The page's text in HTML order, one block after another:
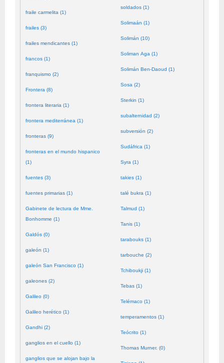
fraile carmelita (1)
frailes (3)
frailes mendicantes (1)
francos (1)
franquismo (2)
Frontera (8)
frontera literaria (1)
frontera mediterránea (1)
fronteras (9)
fronteras en el mundo hispanico
(1)
fuentes (3)
fuentes primarias (1)
Gabinete de lectura de Mme.
Bonhomme (1)
Galdós (0)
galeón (1)
galeón San Francisco (1)
galeones (2)
Galileo (0)
Galileo herético (1)
Gandhi (2)
ganglios en el cuello (1)
ganglios que se alojan bajo la
soldados (1)
Solimaán (1)
Solimán (10)
Soliman Aga (1)
Solimán Ben-Daoud (1)
Sosa (2)
Sterkin (1)
subalternidad (2)
subversión (2)
Sudáfrica (1)
Syra (1)
takies (1)
talé bukra (1)
Talmud (1)
Tanis (1)
tarabouks (1)
tarbouche (2)
Tchiboukji (1)
Tebas (1)
Telémaco (1)
temperamentos (1)
Teócrito (1)
Thomas Murner. (0)